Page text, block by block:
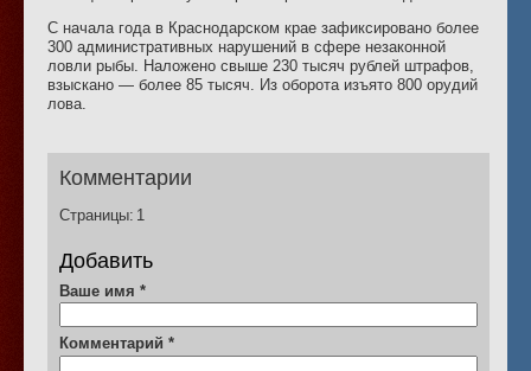
С начала года в Краснодарском крае зафиксировано более
300 административных нарушений в сфере незаконной
ловли рыбы. Наложено свыше 230 тысяч рублей штрафов,
взыскано — более 85 тысяч. Из оборота изъято 800 орудий
лова.
Комментарии
Страницы: 1
Добавить
Ваше имя *
Комментарий *